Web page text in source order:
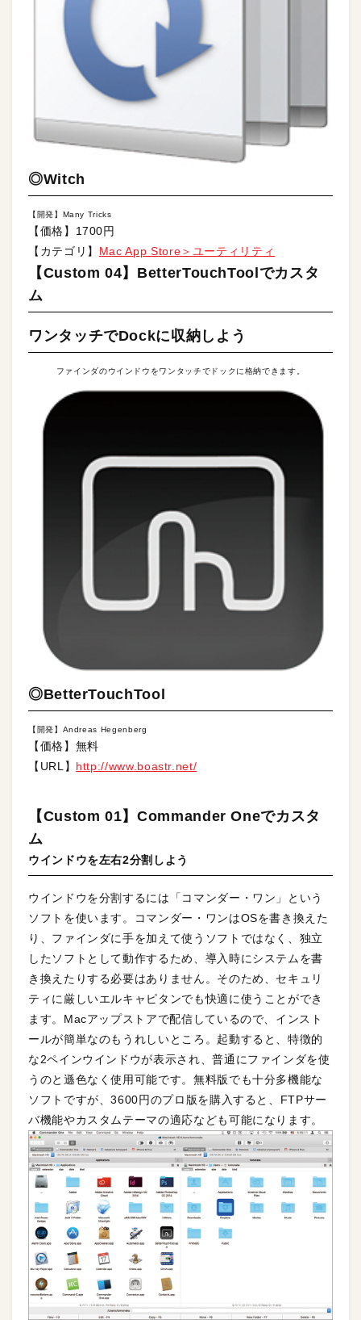
◎Witch
【開発】Many Tricks
【価格】1700円
【カテゴリ】 Mac App Store＞ユーティリティ
【Custom 04】BetterTouchToolでカスタ
ム
ワンタッチでDockに収納しよう
ファインダのウインドウをワンタッチでドックに格納できます。
◎BetterTouchTool
【開発】Andreas Hegenberg
【価格】無料
【URL】 http://www.boastr.net/
【Custom 01】Commander Oneでカスタ
ム
ウインドウを左右2分割しよう
ウインドウを分割するには「コマンダー・ワン」という
ソフトを使います。コマンダー・ワンはOSを書き換えた
り、ファインダに手を加えて使うソフトではなく、独立
したソフトとして動作するため、導入時にシステムを書
き換えたりする必要はありません。そのため、セキュリ
ティに厳しいエルキャピタンでも快適に使うことができ
ます。Macアップストアで配信しているので、インスト
ールが簡単なのもうれしいところ。起動すると、特徴的
な2ペインウインドウが表示され、普通にファインダを使
うのと遜色なく使用可能です。無料版でも十分多機能な
ソフトですが、3600円のプロ版を購入すると、FTPサー
バ機能やカスタムテーマの適応なども可能になります。